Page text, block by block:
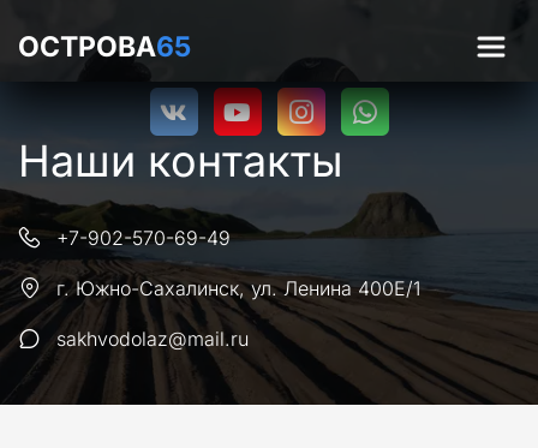
ОСТРОВА65
Наши контакты
г. Южно-Сахалинск,ул. Ленина 400Е/1
+7-902-570-69-49
sakhvodolaz@mail.ru